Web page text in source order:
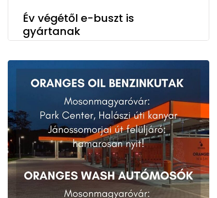
Év végétől e-buszt is
gyártanak